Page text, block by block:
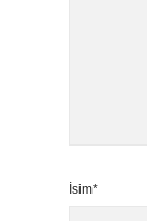
İsim*